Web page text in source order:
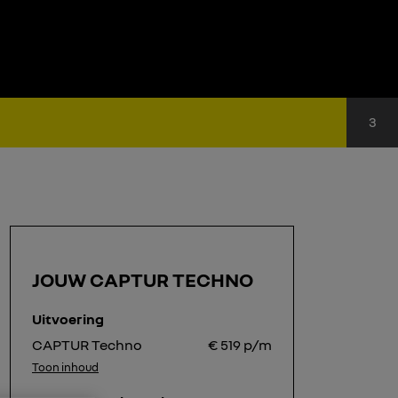
3
JOUW CAPTUR TECHNO
Uitvoering
CAPTUR Techno
€ 519 p/m
Toon inhoud